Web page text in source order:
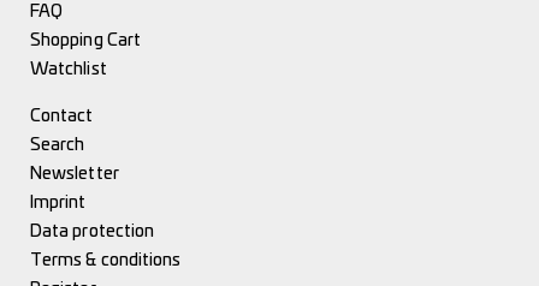
FAQ
Shopping Cart
Watchlist
Contact
Search
Newsletter
Imprint
Data protection
Terms & conditions